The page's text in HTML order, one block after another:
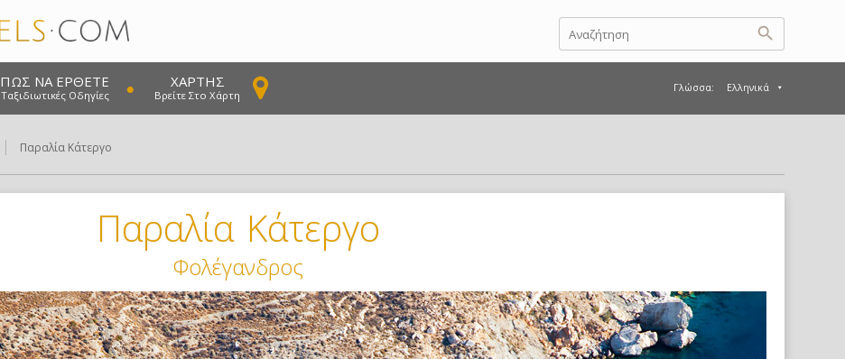
ΠΩΣ ΝΑ ΈΡΘΕΤΕ
Ταξιδιωτικές Οδηγίες
ΧΆΡΤΗΣ
Βρείτε Στο Χάρτη
Γλώσσα: Ελληνικά
Παραλία Κάτεργο
Παραλία Κάτεργο
Φολέγανδρος